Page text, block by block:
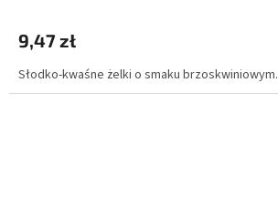
9,47 zł
Słodko-kwaśne żelki o smaku brzoskwiniowym.